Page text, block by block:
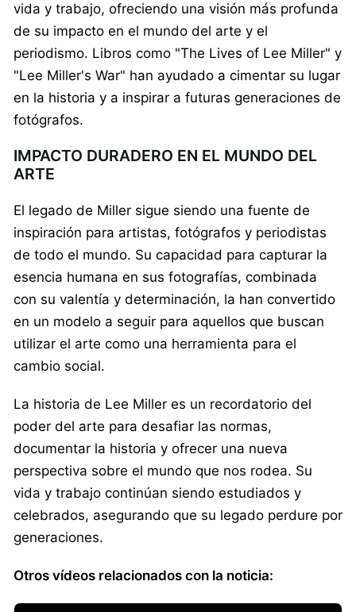
vida y trabajo, ofreciendo una visión más profunda
de su impacto en el mundo del arte y el
periodismo. Libros como "The Lives of Lee Miller" y
"Lee Miller's War" han ayudado a cimentar su lugar
en la historia y a inspirar a futuras generaciones de
fotógrafos.
IMPACTO DURADERO EN EL MUNDO DEL
ARTE
El legado de Miller sigue siendo una fuente de
inspiración para artistas, fotógrafos y periodistas
de todo el mundo. Su capacidad para capturar la
esencia humana en sus fotografías, combinada
con su valentía y determinación, la han convertido
en un modelo a seguir para aquellos que buscan
utilizar el arte como una herramienta para el
cambio social.
La historia de Lee Miller es un recordatorio del
poder del arte para desafiar las normas,
documentar la historia y ofrecer una nueva
perspectiva sobre el mundo que nos rodea. Su
vida y trabajo continúan siendo estudiados y
celebrados, asegurando que su legado perdure por
generaciones.
Otros vídeos relacionados con la noticia: